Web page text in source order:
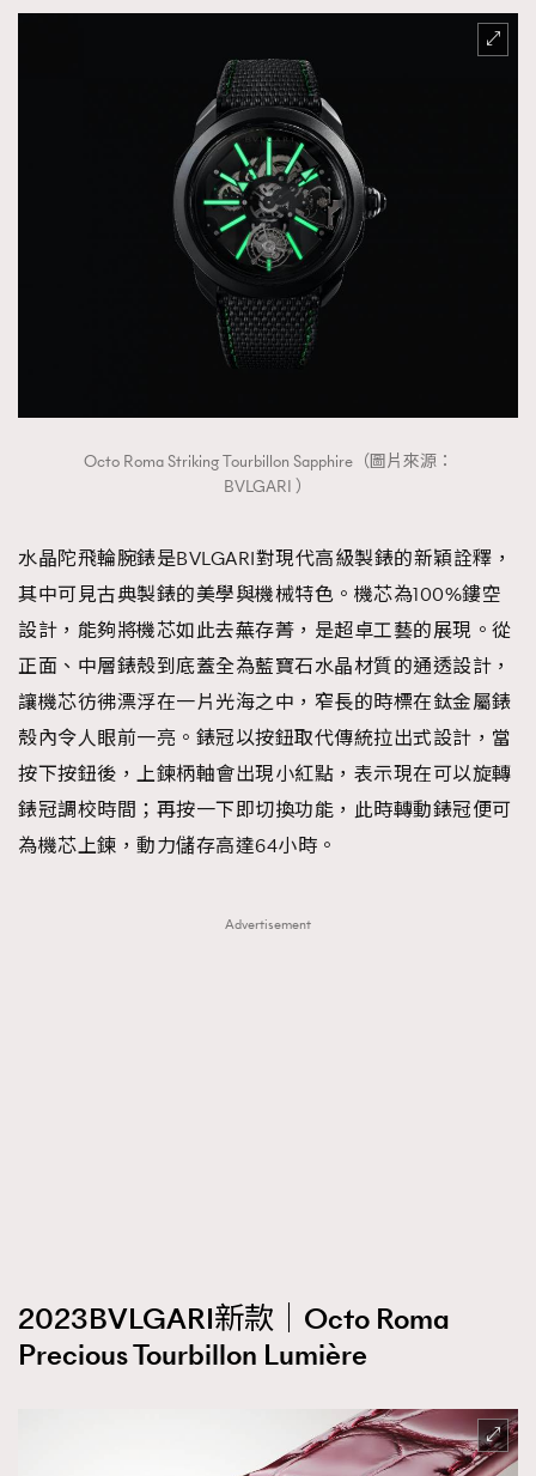
Octo Roma Striking Tourbillon Sapphire（圖片來源：
BVLGARI ）
水晶陀飛輪腕錶是BVLGARI對現代高級製錶的新穎詮釋，
其中可見古典製錶的美學與機械特色。機芯為100%鏤空
設計，能夠將機芯如此去蕪存菁，是超卓工藝的展現。從
正面、中層錶殼到底蓋全為藍寶石水晶材質的通透設計，
讓機芯彷彿漂浮在一片光海之中，窄長的時標在鈦金屬錶
殼內令人眼前一亮。錶冠以按鈕取代傳統拉出式設計，當
按下按鈕後，上鍊柄軸會出現小紅點，表示現在可以旋轉
錶冠調校時間；再按一下即切換功能，此時轉動錶冠便可
為機芯上鍊，動力儲存高達64小時。
Advertisement
2023BVLGARI新款｜Octo Roma
Precious Tourbillon Lumière